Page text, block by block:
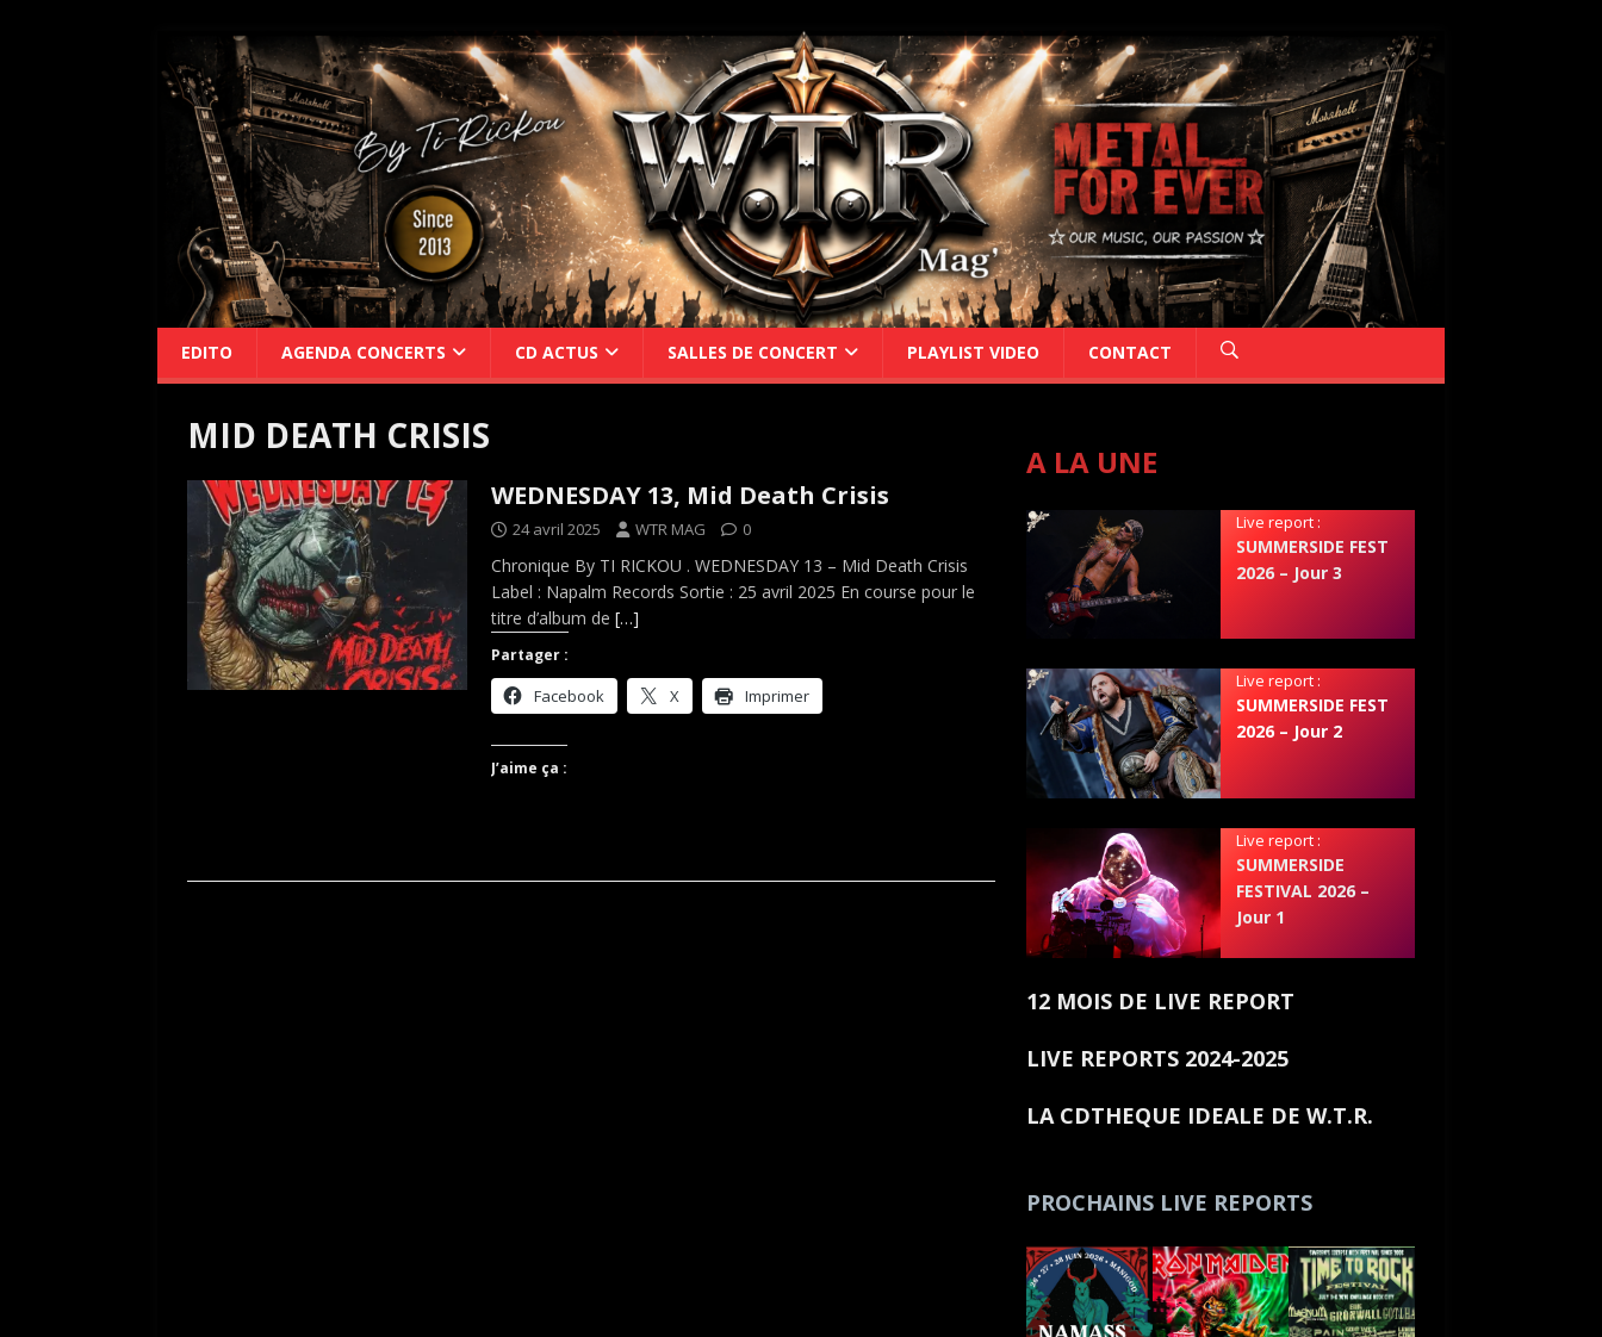
EDITO AGENDA CONCERTS CD ACTUS SALLES DE CONCERT PLAYLIST VIDEO CONTACT
MID DEATH CRISIS
WEDNESDAY 13, Mid Death Crisis
24 avril 2025 WTR MAG 0
Chronique By TI RICKOU . WEDNESDAY 13 – Mid Death Crisis
Label : Napalm Records Sortie : 25 avril 2025 En course pour le
titre d’album de […]
Partager :
Facebook X Imprimer
J’aime ça :
A LA UNE
Live report :
SUMMERSIDE FEST
2026 – Jour 3
Live report :
SUMMERSIDE FEST
2026 – Jour 2
Live report :
SUMMERSIDE
FESTIVAL 2026 –
Jour 1
12 MOIS DE LIVE REPORT
LIVE REPORTS 2024-2025
LA CDTHEQUE IDEALE DE W.T.R.
PROCHAINS LIVE REPORTS